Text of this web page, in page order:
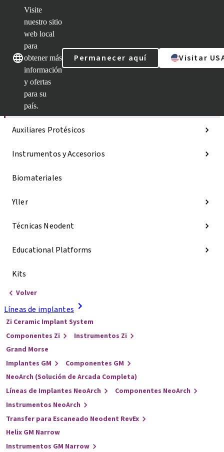
Visite
nuestro sitio
web local
para
obtener más
información
y ofertas
para su
país.
Permanecer aquí Visitar
Categorías
Líneas de implantes
Auxiliares Protésicos
Instrumentos y Accesorios
Biomateriales
Yller
Técnicas Neodent
Educational Platforms
Kits
Volver
Líneas de implantes
Zi Ceramic Implant System
Componentes Zi
Instrumentos Zi
Grand Morse
Implantes GM
Componentes GM
NeoArch (Solución de Arcada Completa)
Líneas de Implantes NeoArch
Componentes NeoArch
Instrumentos NeoArch
Transfer para Escaneado Neodent RevEx
Helix GM Narrow
Instrumentos GM Narrow